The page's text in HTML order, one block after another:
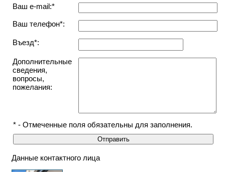
Ваш e-mail:*
Ваш телефон*:
Въезд*:
Дополнительные
сведения,
вопросы,
пожелания:
* - Отмеченные поля обязательны для заполнения.
Данные контактного лица